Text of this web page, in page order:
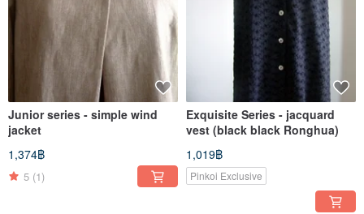
Junior series - simple wind
jacket
1,374฿
5 (1)
Exquisite Series - jacquard
vest (black black Ronghua)
1,019฿
Pinkoi Exclusive